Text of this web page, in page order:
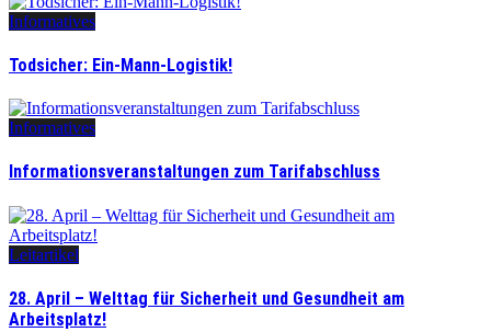
Informatives
Todsicher: Ein-Mann-Logistik!
Informatives
Informationsveranstaltungen zum Tarifabschluss
Leitartikel
28. April – Welttag für Sicherheit und Gesundheit am
Arbeitsplatz!